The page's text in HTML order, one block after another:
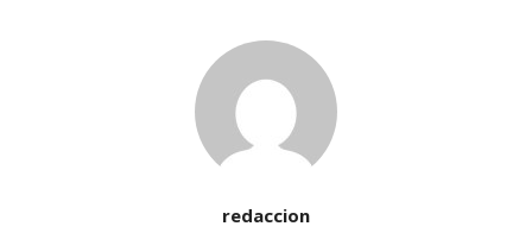
redaccion